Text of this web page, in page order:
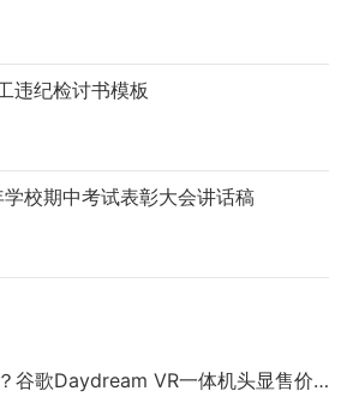
违纪检讨书模板
校期中考试表彰大会讲话稿
Daydream VR一体机头显售价或高达6000元